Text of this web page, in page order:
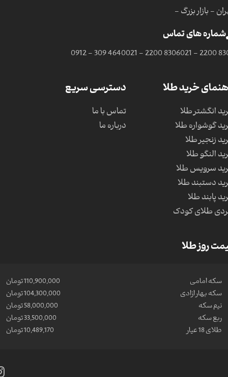
- بازار بزرگ -
شماره های تماس
021 - 2200
021 - 2200 8306
0912 - 309 4640
خرید طلا
انگشتر طلا
گوشواره طلا
زنجیر طلا
النگو طلا
سرویس طلا
دستبند طلا
پابند طلا
طلای کودک
دسترسی سریع
تماس با ما
درباره ما
روز طلا
سکه امامی
110,900,000 تومان
سکه بهار ازادی
104,300,000 تومان
نیم سکه
58,000,000 تومان
ربع سکه
33,500,000 تومان
طلای 18 عیار
10,489,170 تومان